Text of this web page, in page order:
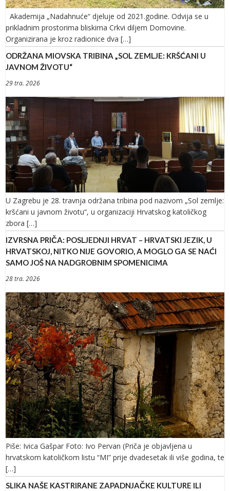
Akademija „Nadahnuće“ djeluje od 2021.godine. Odvija se u
prikladnim prostorima bliskima Crkvi diljem Domovine.
Organizirana je kroz radionice dva […]
ODRŽANA MIOVSKA TRIBINA „SOL ZEMLJE: KRŠĆANI U
JAVNOM ŽIVOTU“
29 tra. 2026
U Zagrebu je 28. travnja održana tribina pod nazivom „Sol zemlje:
kršćani u javnom životu“, u organizaciji Hrvatskog katoličkog
zbora […]
IZVRSNA PRIČA: POSLJEDNJI HRVAT – HRVATSKI JEZIK, U
HRVATSKOJ, NITKO NIJE GOVORIO, A MOGLO GA SE NAĆI
SAMO JOŠ NA NADGROBNIM SPOMENICIMA
28 tra. 2026
Piše: Ivica Gašpar Foto: Ivo Pervan (Priča je objavljena u
hrvatskom katoličkom listu “MI” prije dvadesetak ili više godina, te
[…]
SLIKA NAŠE KASTRIRANE ZAPADNJAČKE KULTURE ILI